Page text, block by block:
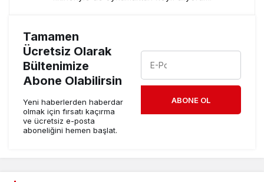
Tamamen
Ücretsiz Olarak
Bültenimize
Abone Olabilirsin
Yeni haberlerden haberdar
olmak için fırsatı kaçırma
ve ücretsiz e-posta
aboneliğini hemen başlat.
ABONE OL